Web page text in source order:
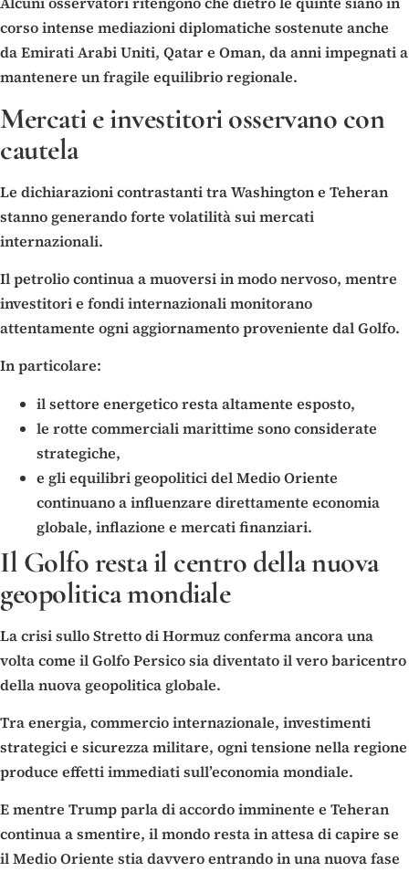
corso intense mediazioni diplomatiche sostenute anche
da Emirati Arabi Uniti, Qatar e Oman, da anni impegnati a
mantenere un fragile equilibrio regionale.
Mercati e investitori osservano con
cautela
Le dichiarazioni contrastanti tra Washington e Teheran
stanno generando forte volatilità sui mercati
internazionali.
Il petrolio continua a muoversi in modo nervoso, mentre
investitori e fondi internazionali monitorano
attentamente ogni aggiornamento proveniente dal Golfo.
In particolare:
il settore energetico resta altamente esposto,
le rotte commerciali marittime sono considerate
strategiche,
e gli equilibri geopolitici del Medio Oriente
continuano a influenzare direttamente economia
globale, inflazione e mercati finanziari.
Il Golfo resta il centro della nuova
geopolitica mondiale
La crisi sullo Stretto di Hormuz conferma ancora una
volta come il Golfo Persico sia diventato il vero baricentro
della nuova geopolitica globale.
Tra energia, commercio internazionale, investimenti
strategici e sicurezza militare, ogni tensione nella regione
produce effetti immediati sull’economia mondiale.
E mentre Trump parla di accordo imminente e Teheran
continua a smentire, il mondo resta in attesa di capire se
il Medio Oriente stia davvero entrando in una nuova fase